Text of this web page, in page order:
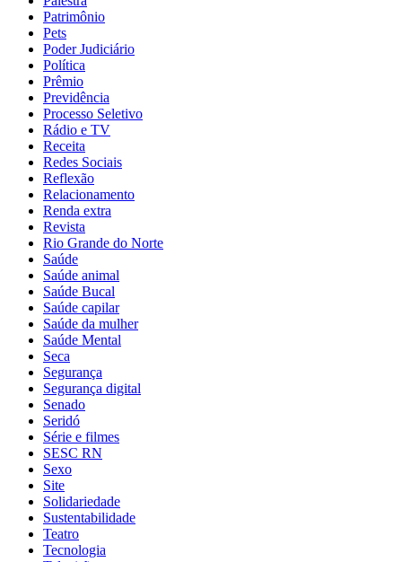
Patrimônio
Pets
Poder Judiciário
Política
Prêmio
Previdência
Processo Seletivo
Rádio e TV
Receita
Redes Sociais
Reflexão
Relacionamento
Renda extra
Revista
Rio Grande do Norte
Saúde
Saúde animal
Saúde Bucal
Saúde capilar
Saúde da mulher
Saúde Mental
Seca
Segurança
Segurança digital
Senado
Seridó
Série e filmes
SESC RN
Sexo
Site
Solidariedade
Sustentabilidade
Teatro
Tecnologia